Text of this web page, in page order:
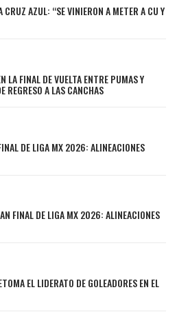
CRUZ AZUL: “SE VINIERON A METER A CU Y
LA FINAL DE VUELTA ENTRE PUMAS Y
REGRESO A LAS CANCHAS
DE LIGA MX 2026: ALINEACIONES
FINAL DE LIGA MX 2026: ALINEACIONES
EL LIDERATO DE GOLEADORES EN EL